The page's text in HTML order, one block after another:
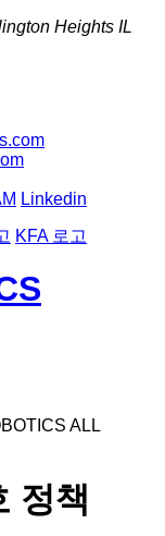
Heights IL
Linkedin
KFA 로고
ALL
정책